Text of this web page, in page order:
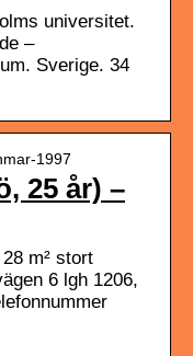
universitet.
–
Sverige. 34
1997
25 år) –
m² stort
6 lgh 1206,